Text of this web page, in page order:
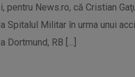
pentru News.ro, că Cristian
Spitalul Militar în urma unui
Dortmund, RB […]